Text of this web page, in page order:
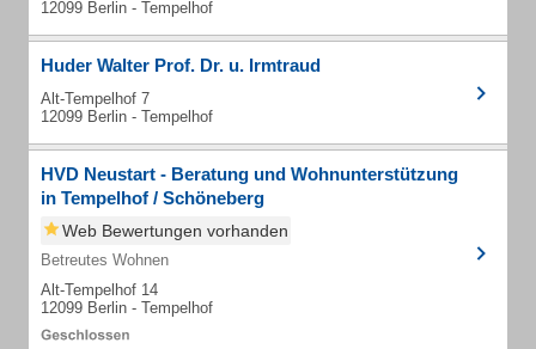
12099 Berlin - Tempelhof
Huder Walter Prof. Dr. u. Irmtraud
Alt-Tempelhof 7
12099 Berlin - Tempelhof
HVD Neustart - Beratung und Wohnunterstützung
in Tempelhof / Schöneberg
Web Bewertungen vorhanden
Betreutes Wohnen
Alt-Tempelhof 14
12099 Berlin - Tempelhof